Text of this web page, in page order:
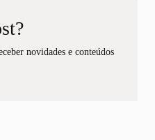
novidades e conteúdos